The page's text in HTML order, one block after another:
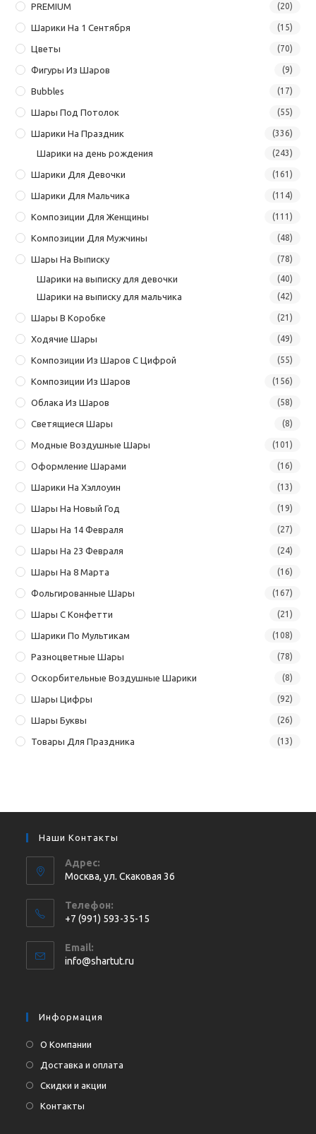
PREMIUM (20)
Шарики На 1 Сентября (15)
Цветы (70)
Фигуры Из Шаров (9)
Bubbles (17)
Шары Под Потолок (55)
Шарики На Праздник (336)
Шарики на день рождения (243)
Шарики Для Девочки (161)
Шарики Для Мальчика (114)
Композиции Для Женщины (111)
Композиции Для Мужчины (48)
Шары На Выписку (78)
Шарики на выписку для девочки (40)
Шарики на выписку для мальчика (42)
Шары В Коробке (21)
Ходячие Шары (49)
Композиции Из Шаров С Цифрой (55)
Композиции Из Шаров (156)
Облака Из Шаров (58)
Светящиеся Шары (8)
Модные Воздушные Шары (101)
Оформление Шарами (16)
Шарики На Хэллоуин (13)
Шары На Новый Год (19)
Шары На 14 Февраля (27)
Шары На 23 Февраля (24)
Шары На 8 Марта (16)
Фольгированные Шары (167)
Шары С Конфетти (21)
Шарики По Мультикам (108)
Разноцветные Шары (78)
Оскорбительные Воздушные Шарики (8)
Шары Цифры (92)
Шары Буквы (26)
Товары Для Праздника (13)
Наши Контакты
Адрес:
Москва, ул. Cкаковая 36
Телефон:
+7 (991) 593-35-15
в
вашем
Email:
info@shartut.ru
Информация
О Компании
Доставка и оплата
Скидки и акции
Контакты